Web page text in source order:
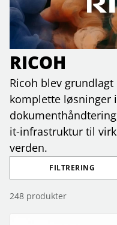
RICOH
Ricoh blev
komplette løsninger
it-infrastruktur til
verden.
FILTRERING
248 produkter